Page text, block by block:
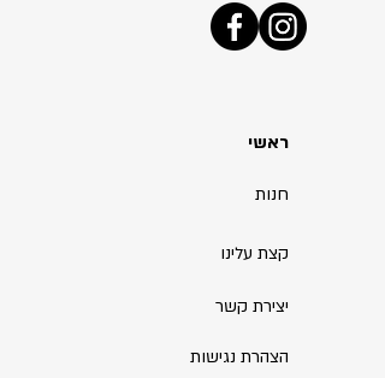
ראשי
חנות
קצת עלינו
יצירת קשר
הצהרת נגישות